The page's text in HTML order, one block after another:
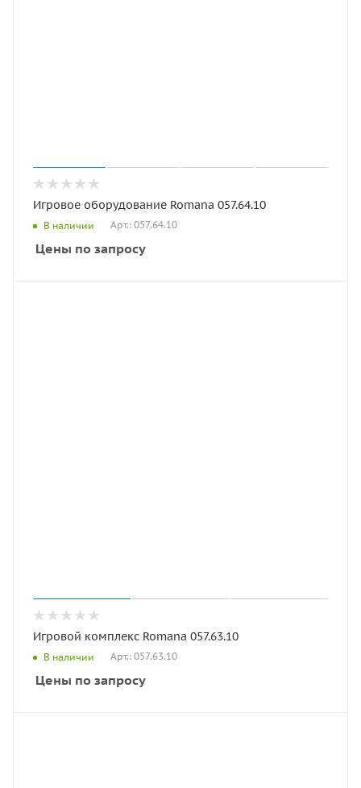
Игровое оборудование Romana 057.64.10
В наличии Арт.: 057.64.10
Цены по запросу
Игровой комплекс Romana 057.63.10
В наличии Арт.: 057.63.10
Цены по запросу